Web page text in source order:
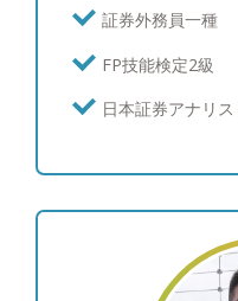
海外の最新情報を収
討中の方々にも、期
供させて頂けること
用：ポートフォリオ
多くいただくため、
債券と、インデック
心にご提案を行い、
ンを目指すポートフ
果としてお客様から
証券外務員一種
FP技能検定2級
日本証券アナリ